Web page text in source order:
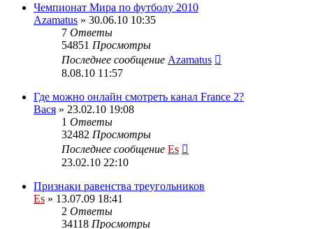
Чемпионат Мира по футболу 2010
Azamatus » 30.06.10 10:35
7 Ответы
54851 Просмотры
Последнее сообщение Azamatus
8.08.10 11:57
Где можно онлайн смотреть канал France 2?
Вася » 23.02.10 19:08
1 Ответы
32482 Просмотры
Последнее сообщение Es
23.02.10 22:10
Признаки равенства треугольников
Es » 13.07.09 18:41
2 Ответы
34118 Просмотры